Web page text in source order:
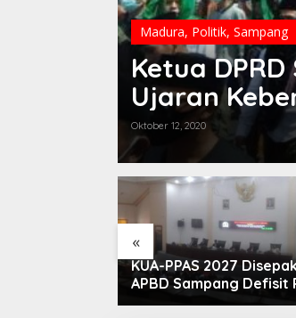
Madura, Politik, Sampang
Ketua
Ujaran
Oktober 12, 2020
«
KUA-PPAS 2027
APBD Sampang Defisit
130,2 M